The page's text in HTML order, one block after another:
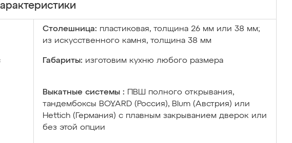
Столешница: пластиковая, толщина 26 мм или 38 мм;
из искусственного камня, толщина 38 мм
Габариты: изготовим кухню любого размера
Выкатные системы :
ПВШ полного открывания,
тандембоксы BOYARD (Россия), Blum (Австрия) или
Hettich (Германия) с плавным закрыванием дверок или
без этой опции